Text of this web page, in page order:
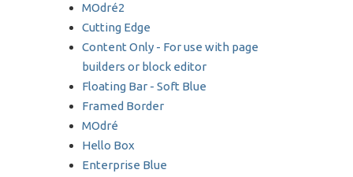
MOdré2
Cutting Edge
Content Only - For use with page
builders or block editor
Floating Bar - Soft Blue
Framed Border
MOdré
Hello Box
Enterprise Blue